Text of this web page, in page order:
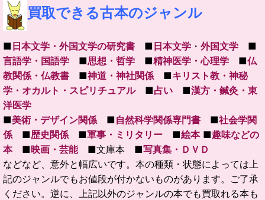
買取できる古本のジャンル
■日本文学・外国文学の研究書 ■日本文学 ・ 外国文学 ■
言語学・国語学 ■思想・哲学 ■精神医学・心理学 ■仏
教関係・仏教書 ■神道・神社関係 ■キリスト教・神秘
学・オカルト・スピリチュアル■占い ■漢方・鍼灸・東
洋医学
■美術・デザイン関係 ■自然科学関係専門書 ■社会学関
係 ■歴史関係 ■軍事・ミリタリー ■絵本■趣味などの
本■映画・芸能■文庫本 ■写真集・ＤＶＤ
などなど、意外と幅広いです。本の種類・状態によっては上
記のジャンルでもお値段が付かないものがあります。ご了承
ください。逆に、上記以外のジャンルの本でも買取れる本も